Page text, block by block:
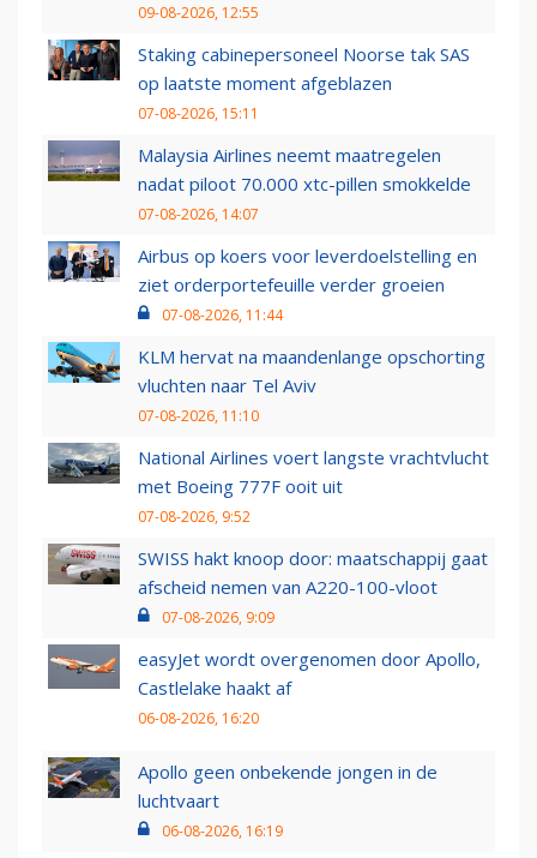
09-08-2026, 12:55
Staking cabinepersoneel Noorse tak SAS
op laatste moment afgeblazen
07-08-2026, 15:11
Malaysia Airlines neemt maatregelen
nadat piloot 70.000 xtc-pillen smokkelde
07-08-2026, 14:07
Airbus op koers voor leverdoelstelling en
ziet orderportefeuille verder groeien
07-08-2026, 11:44
KLM hervat na maandenlange opschorting
vluchten naar Tel Aviv
07-08-2026, 11:10
National Airlines voert langste vrachtvlucht
met Boeing 777F ooit uit
07-08-2026, 9:52
SWISS hakt knoop door: maatschappij gaat
afscheid nemen van A220-100-vloot
07-08-2026, 9:09
easyJet wordt overgenomen door Apollo,
Castlelake haakt af
06-08-2026, 16:20
Apollo geen onbekende jongen in de
luchtvaart
06-08-2026, 16:19